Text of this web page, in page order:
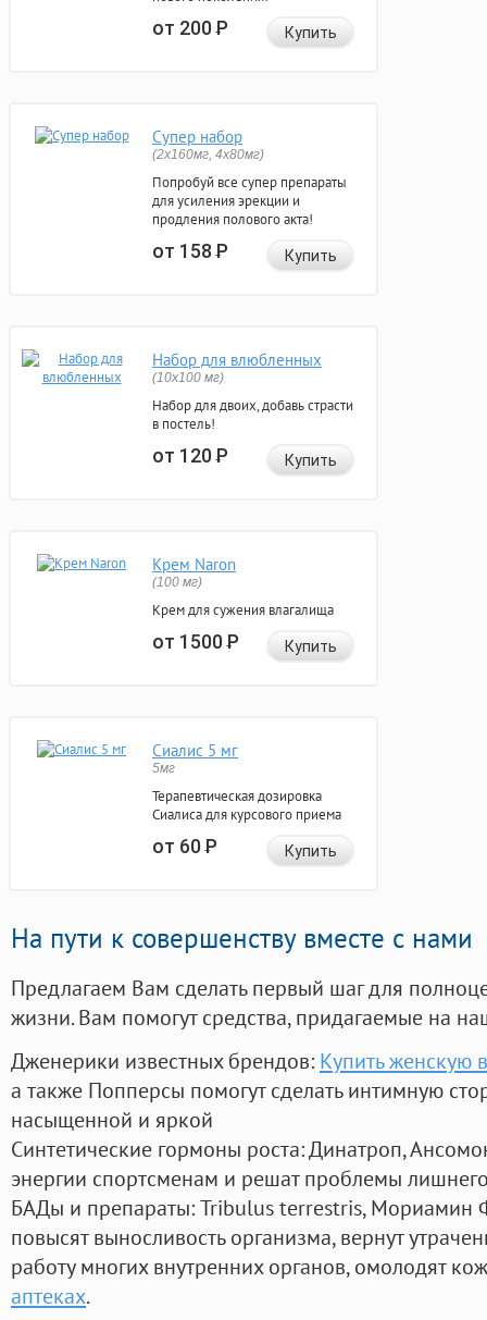
от 200Р Купить
Супер набор
(2х160мг, 4х80мг)
Попробуй все супер препараты
для усиления эрекции и
продления полового акта!
от 158Р Купить
Набор для влюбленных
(10х100 мг)
Набор для двоих, добавь страсти
в постель!
от 120Р Купить
Крем Naron
(100 мг)
Крем для сужения влагалища
от 1500Р Купить
Сиалис 5 мг
5мг
Терапевтическая дозировка
Сиалиса для курсового приема
от 60Р Купить
На пути к совершенству вместе с нами
Предлагаем Вам сделать первый шаг для
жизни. Вам помогут средства, придагаемые на
Дженерики известных брендов: Купить женскую
а также Попперсы помогут сделать интимную
насыщенной и яркой
Синтетические гормоны роста: Динатроп,
энергии спортсменам и решат проблемы
БАДы и препараты:Tribulus terrestris, Мориамин
повысят выносливость организма, вернут
работу многих внутренних органов, омолодят
аптеках.